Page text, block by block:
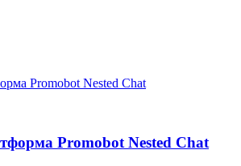
Promobot Nested Chat